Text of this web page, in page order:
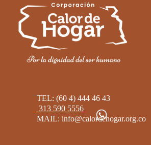
TEL: (60 4) 444 46 43
313 590 5556
MAIL: info@calordehogar.org.co